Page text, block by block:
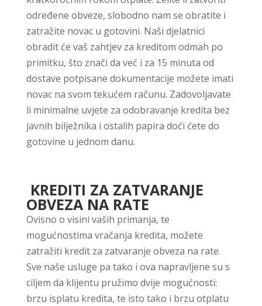
određene obveze, slobodno nam se obratite i
zatražite novac u gotovini. Naši djelatnici
obradit će vaš zahtjev za kreditom odmah po
primitku, što znači da već i za 15 minuta od
dostave potpisane dokumentacije možete imati
novac na svom tekućem računu. Zadovoljavate
li minimalne uvjete za odobravanje kredita bez
javnih bilježnika i ostalih papira doći ćete do
gotovine u jednom danu.
KREDITI ZA ZATVARANJE
OBVEZA NA RATE
Ovisno o visini vaših primanja, te
mogućnostima vračanja kredita, možete
zatražiti kredit za zatvaranje obveza na rate.
Sve naše usluge pa tako i ova napravljene su s
ciljem da klijentu pružimo dvije mogućnosti:
brzu isplatu kredita, te isto tako i brzu otplatu